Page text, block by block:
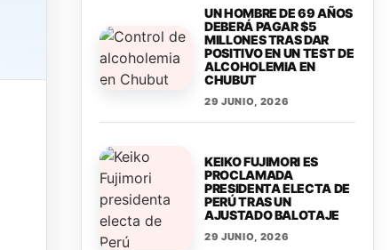
UN HOMBRE DE 69 AÑOS
DEBERÁ PAGAR $5
MILLONES TRAS DAR
POSITIVO EN UN TEST DE
ALCOHOLEMIA EN
CHUBUT
29 JUNIO, 2026
KEIKO FUJIMORI ES
PROCLAMADA
PRESIDENTA ELECTA DE
PERÚ TRAS UN
AJUSTADO BALOTAJE
29 JUNIO, 2026